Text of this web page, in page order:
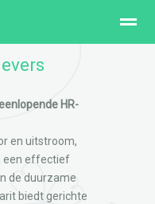
Trainingen / Workshops
HR-
en uitstroom,
een effectief
de duurzame
biedt gerichte